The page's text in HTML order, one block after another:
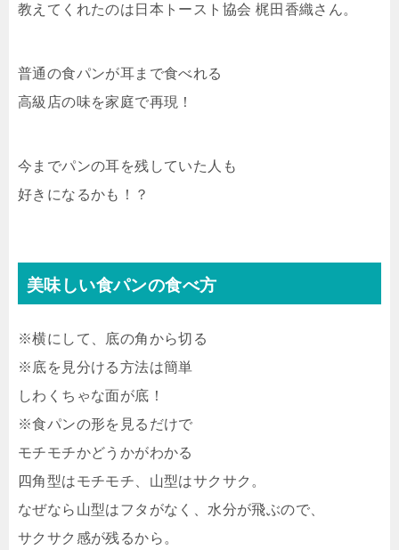
教えてくれたのは日本トースト協会 梶田香織さん。
普通の食パンが耳まで食べれる
高級店の味を家庭で再現！
今までパンの耳を残していた人も
好きになるかも！？
美味しい食パンの食べ方
※横にして、底の角から切る
※底を見分ける方法は簡単
しわくちゃな面が底！
※食パンの形を見るだけで
モチモチかどうかがわかる
四角型はモチモチ、山型はサクサク。
なぜなら山型はフタがなく、水分が飛ぶので、
サクサク感が残るから。